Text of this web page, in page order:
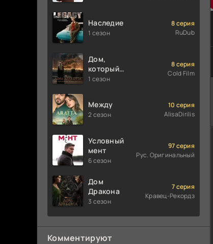
Наследие
1 сезон
8 серия
RuDub
Дом,
который
построили
1 сезон
8 серия
Cold Film
Между
2 сезон
10 серия
AlisaDirilis
Условный
мент
6 сезон
97 серия
Рус. Оригинальный
Дом
Дракона
3 сезон
7 серия
Кравец-Рекордз
Комментируют